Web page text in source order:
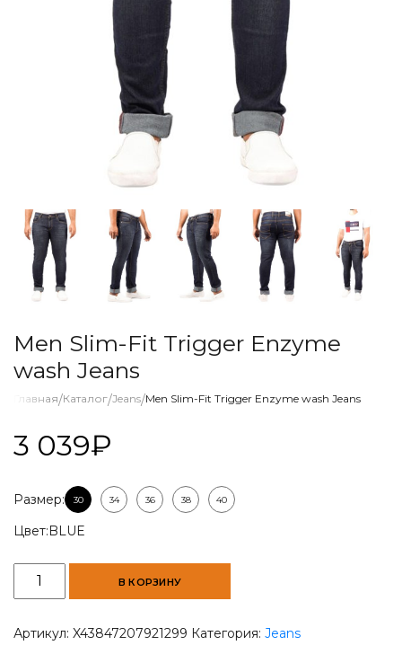
Men Slim-Fit Trigger Enzyme
wash Jeans
Главная/Каталог/Jeans/Men Slim-Fit Trigger Enzyme wash Jeans
3 039₽
Размер: 30 34 36 38 40
Цвет: BLUE
Количество
товара
Slim-
В КОРЗИНУ
Артикул: X43847207921299 Категория: Jeans